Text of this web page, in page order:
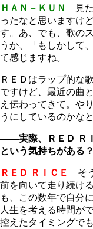
ＨＡＮ－ＫＵＮ
見た
ったなと思いますけ
す。あ、でも、歌の
うか、「もしかして
て感じますね。
ＲＥＤはラップ的な
ですけど、最近の曲
え伝わってきて。や
うにしているのかなと
――実際、ＲＥＤ Ｒ
という気持ちがある？
ＲＥＤ ＲＩＣＥ
そ
前を向いて走り続け
も、この数年で自分
人生を考える時間が
控えたタイミングで